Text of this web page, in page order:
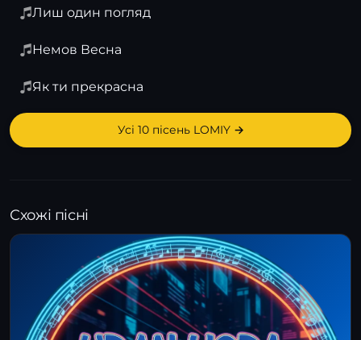
Лиш один погляд
Немов Весна
Як ти прекрасна
Усі 10 пісень LOMIY →
Схожі пісні